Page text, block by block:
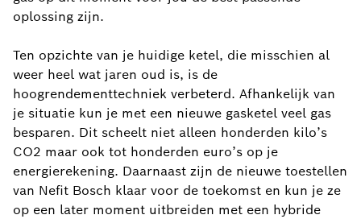
oplossing zijn.
Ten opzichte van je huidige ketel, die misschien al
weer heel wat jaren oud is, is de
hoogrendementtechniek verbeterd. Afhankelijk van
je situatie kun je met een nieuwe gasketel veel gas
besparen. Dit scheelt niet alleen honderden kilo’s
CO2 maar ook tot honderden euro’s op je
energierekening. Daarnaast zijn de nieuwe toestellen
van Nefit Bosch klaar voor de toekomst en kun je ze
op een later moment uitbreiden met een hybride